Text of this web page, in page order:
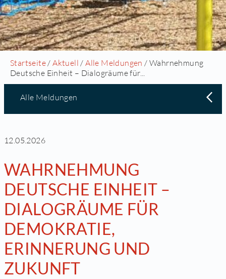
Startseite /Aktuell /Alle Meldungen / Wahrnehmung
Deutsche Einheit – Dialogräume für...
Alle Meldungen
12.05.2026
WAHRNEHMUNG
DEUTSCHE EINHEIT –
DIALOGRÄUME FÜR
DEMOKRATIE,
ERINNERUNG UND
ZUKUNFT